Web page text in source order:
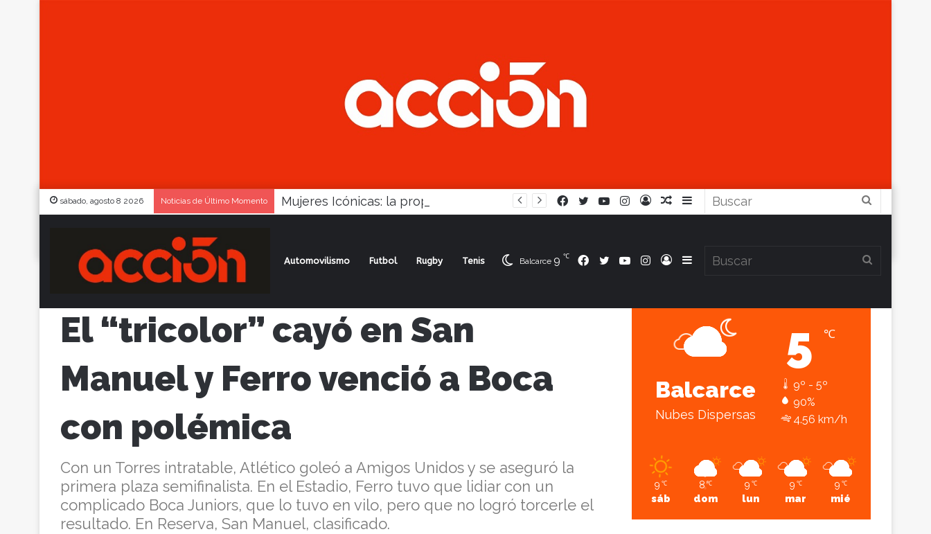
sábado, agosto 8 2026 Noticias de Último Momento
Barra
Artículo
Iniciar
Instagram
YouTube
Twitter
Facebook
Automovilismo Futbol Rugby Tenis Barra
Lateral
Iniciar
Sesión
Instagram
YouTube
Twitter
Facebook
Balcarce 9 ℃
Inicio/ Actualidad /El “tricolor” cayó en San Manuel y Ferro venció a Boca con polémica
El “tricolor” cayó en San
Manuel y Ferro venció a Boca
con polémica
Con un Torres intratable, Atlético goleó a Amigos Unidos y se aseguró la
primera plaza semifinalista. En el Estadio, Ferro tuvo que lidiar con un
complicado Boca Juniors, que lo tuvo en vilo, pero que no logró torcerle el
resultado. En Reserva, San Manuel, clasificado.
Balcarce
Nubes Dispersas
5 ℃
9º - 5º
90%
4.56 km/h
9 ℃
sáb
8 ℃
dom
9 ℃
lun
9 ℃
mar
9 ℃
mié